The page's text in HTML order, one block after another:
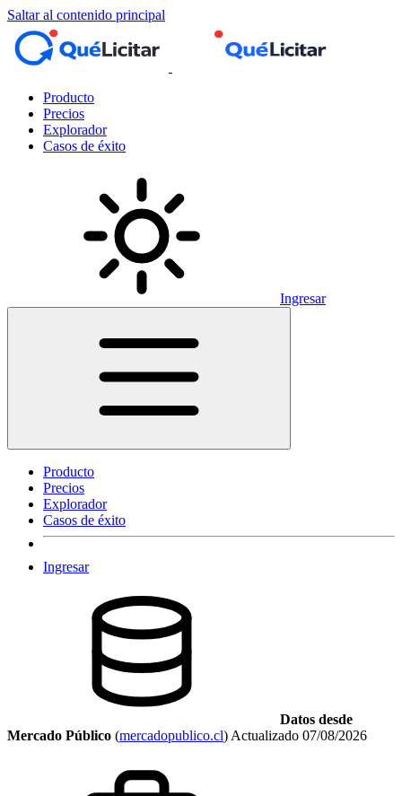
Saltar al contenido principal
Producto
Precios
Explorador
Casos de éxito
Ingresar
Producto
Precios
Explorador
Casos de éxito
Ingresar
Datos desde
Mercado Público (mercadopublico.cl) Actualizado 07/08/2026